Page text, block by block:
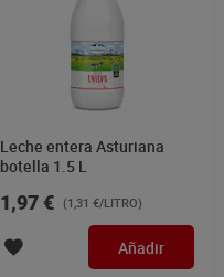
Leche entera Asturiana
botella 1.5 L
1,97 € (1,31 €/LITRO)
Añadir